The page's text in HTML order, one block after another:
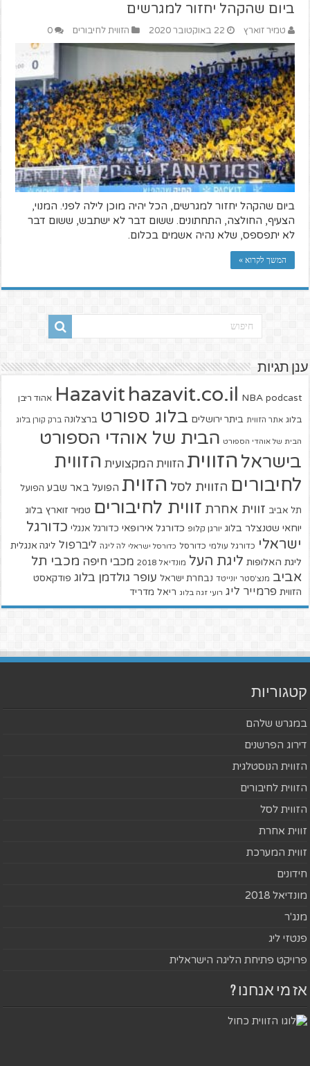
ביום שהקהל יחזור למגרשים
טמיר זוארץ 22 באוקטובר 2020 הזווית לחיבורים 0
ביום שהקהל יחזור למגרשים, הכל יהיה מוכן לילה לפני. המנוי,
הצעיף, החולצה, התחתונים. ששום דבר לא ישתבש, ששום דבר
לא יתפספס, שלא נהיה אשמים בכלום.
המשך לקרוא »
ענן תגיות
Hazavit hazavit.co.il NBA podcast אהוד ריבן
בלוג אתר הזווית ביתר ירושלים בלוג ספורט ברצלונה ברק קורן בלוג
הבית של אוהדי הספורט הבית של אוהדי הספורט
בישראל הזווית הזווית המקצועית הזווית
לחיבורים הזווית לסל הזוית הפועל באר שבע הפועל
תל אביב זווית אחרת זווית לחיבורים טמיר זוארץ בלוג
יוחאי שטנצלר בלוג יורגן קלופ כדורגל אירופאי כדורגל אנגלי כדורגל
ישראלי כדורגל עולמי כדורסל כדורסל ישראלי לה ליגה ליברפול ליגה אנגלית
ליגת האלופות ליגת העל מונדיאל 2018 מכבי חיפה מכבי תל
אביב מנצ'סטר יונייטד נבחרת ישראל עופר גולדמן בלוג פודקאסט
הזווית פרמייר ליג רועי זגה בלוג ריאל מדריד
קטגוריות
במגרש שלהם
דירוג הפרשנים
הזווית הנוסטלגית
הזווית לחיבורים
הזווית לסל
זווית אחרת
זווית המערכת
חידונים
מונדיאל 2018
מנג'ר
פנטזי ליג
פרויקט פתיחת הליגה הישראלית
אז מי אנחנו ?